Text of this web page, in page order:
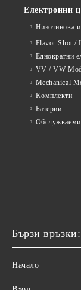
Електронни
Никотинова
Flavor Shot /
Еднократни
VV / VW
Mechanical
Kомплекти
Батерии
Обслужваеми
Бързи връзки:
Начало